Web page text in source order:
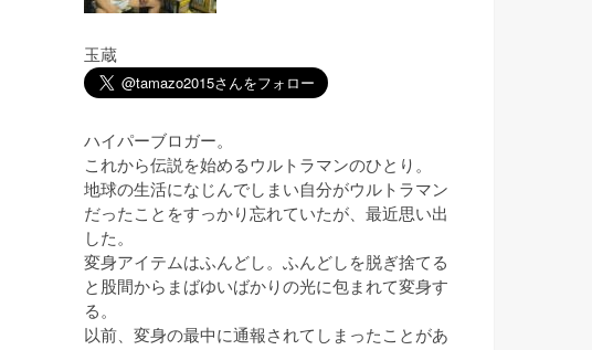
玉蔵
ハイパーブロガー。
これから伝説を始めるウルトラマンのひとり。
地球の生活になじんでしまい自分がウルトラマン
だったことをすっかり忘れていたが、最近思い出
した。
変身アイテムはふんどし。ふんどしを脱ぎ捨てる
と股間からまばゆいばかりの光に包まれて変身す
る。
以前、変身の最中に通報されてしまったことがあ